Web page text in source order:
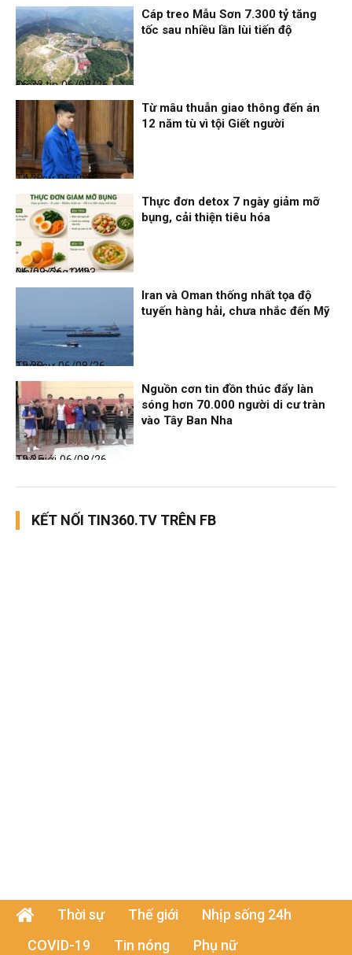
Điểm tin
06/08/26, 16:23
Cáp treo Mẫu Sơn 7.300 tỷ tăng
tốc sau nhiều lần lùi tiến độ
Thời sự
06/08/26, 14:28
Từ mâu thuẫn giao thông đến án
12 năm tù vì tội Giết người
Nhịp sống 24h
06/08/26, 14:23
Thực đơn detox 7 ngày giảm mỡ
bụng, cải thiện tiêu hóa
Thời sự
06/08/26, 12:38
Iran và Oman thống nhất tọa độ
tuyến hàng hải, chưa nhắc đến Mỹ
Thế giới
06/08/26, 12:35
Nguồn cơn tin đồn thúc đẩy làn
sóng hơn 70.000 người di cư tràn
vào Tây Ban Nha
KẾT NỐI TIN360.TV TRÊN FB
Thời sự Thế giới
Nhịp sống 24h
COVID-19
Tin nóng Phụ nữ